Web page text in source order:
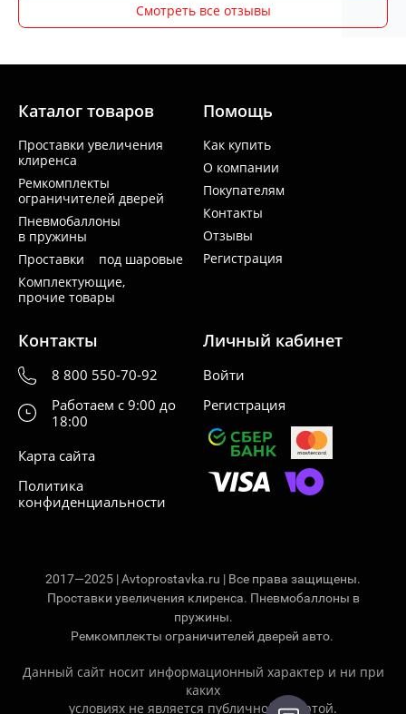
Смотреть все отзывы
Каталог товаров
Проставки увеличения
клиренса
Ремкомплекты
ограничителей дверей
Пневмобаллоны
в пружины
Проставки под шаровые
Комплектующие,
прочие товары
Помощь
Как купить
О компании
Покупателям
Контакты
Отзывы
Регистрация
Контакты
8 800 550-70-92
Работаем с 9:00 до
18:00
Карта сайта
Политика
конфиденциальности
Личный кабинет
Войти
Регистрация
2017—2025 | Avtoprostavka.ru | Все права защищены.
Проставки увеличения клиренса. Пневмобаллоны в
пружины.
Ремкомплекты ограничителей дверей авто.
Данный сайт носит информационный характер и ни при
каких
условиях не является публичной офертой.